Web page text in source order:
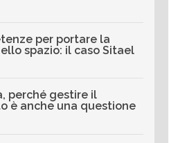
per portare la
spazio: il caso Sitael
perché gestire il
è anche una questione